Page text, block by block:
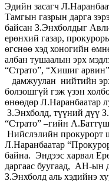
Эдийн засагч
Тамгын газрын дарга
байсан З.Энхболдыг
ерөнхий газар,
өгснөө хэд хоногийн
албан тушаалын эрх
“Страто”, “Хишиг
дамжуулан нийтийн
болзошгүй гэж үзэн
өнөөдөр Л.Наранбаатар
З.Энхболд, түүний дүү
“Страто” –гийн
Нийслэлийн прокурорт
Л.Наранбаатар
байна. Эндээс харвал
даргаас буугаад, АН-ын
З.Энхболд аль хэдийнэ